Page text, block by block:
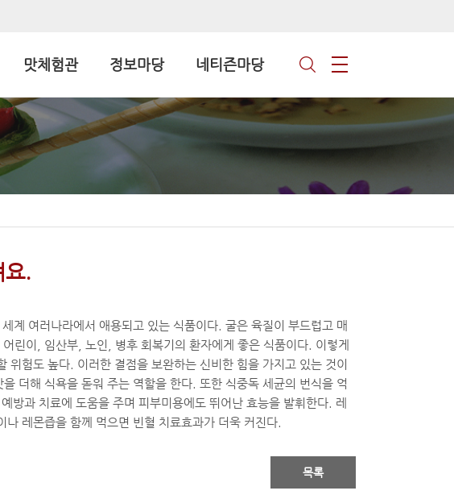
맛체험관 정보마당 네티즌마당
요.
계 여러나라에서 애용되고 있는 식품이다. 굴은 육질이 부드럽고 매
린이, 임산부, 노인, 병후 회복기의 환자에게 좋은 식품이다. 이렇게
험도 높다. 이러한 결점을 보완하는 신비한 힘을 가지고 있는 것이
더해 식욕을 돋워 주는 역할을 한다. 또한 식중독 세균의 번식을 억
방과 치료에 도움을 주며 피부미용에도 뛰어난 효능을 발휘한다. 레
레몬즙을 함께 먹으면 빈혈 치료효과가 더욱 커진다.
목록